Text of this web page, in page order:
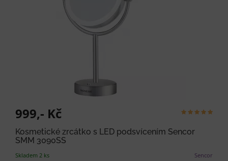
999,- Kč
Kosmetické zrcátko s LED podsvícením Sencor
SMM 3090SS
Sencor
Skladem 2 ks